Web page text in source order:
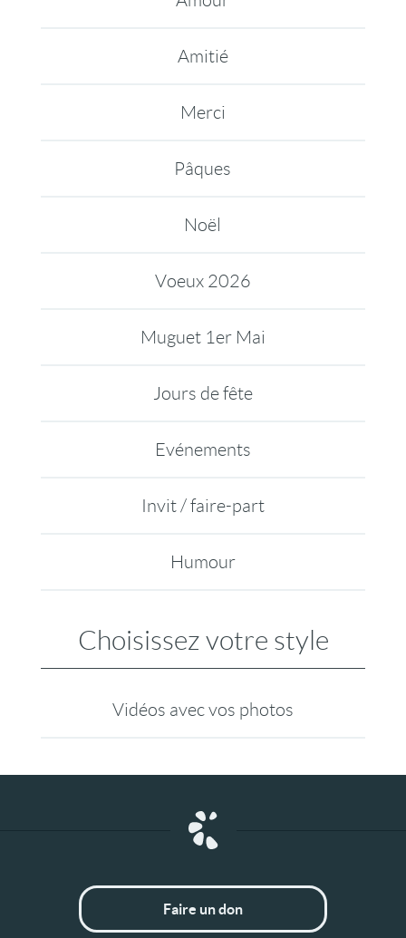
Amitié
Merci
Pâques
Noël
Voeux 2026
Muguet 1er Mai
Jours de fête
Evénements
Invit / faire-part
Humour
Choisissez votre style
Vidéos avec vos photos
Faire un don